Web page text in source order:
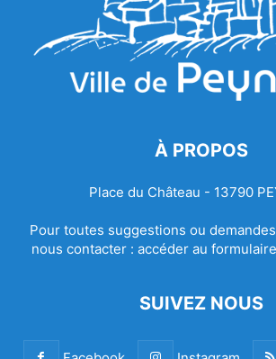
À PROPOS
Place du Château - 13790
Pour toutes suggestions ou
nous contacter : accéder au
SUIVEZ NOUS